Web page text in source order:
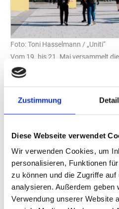
Zustimmung
Diese Webseite verwendet
Wir verwenden Cookies, um
personalisieren, Funktionen
zu können und die Zugriffe
analysieren. Außerdem geben
Verwendung unserer Website
Foto: Toni Hasselmann / „Uniti“
Vom 19. bis 21. Mai versammelt
expo“ erneut Fachleute aus der
Carwash-Branche in Stuttgart. Ein
ist auch in diesem Jahr das
Über 80 Fachvorträge und
bei vorheriger Registrierung als
Schwerpunkte in den Messehallen
Im „Uniti expo Forum“ in Halle 1
Convenience“, aktuelle
Mobilitätsbedürfnisse im
Ausland präsentieren Vorträge